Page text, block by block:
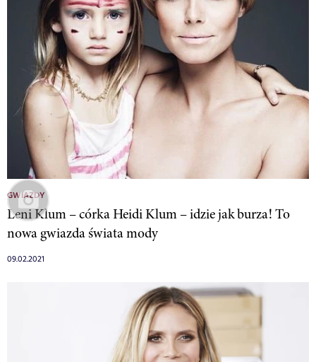
GWIAZDY
Leni Klum – córka Heidi Klum – idzie jak burza! To
nowa gwiazda świata mody
09.02.2021